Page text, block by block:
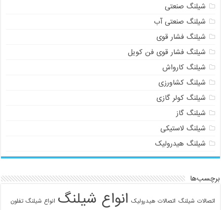
شیلنگ صنعتی
شیلنگ صنعتی آب
شیلنگ فشار قوی
شیلنگ فشار قوی فن کویل
شیلنگ کارواش
شیلنگ کشاورزی
شیلنگ کولر گازی
شیلنگ گاز
شیلنگ لاستیکی
شیلنگ هیدرولیک
برچسب‌ها
اتصالات شیلنگ اتصالات هیدرولیک انواع شیلنگ انواع شیلنگ تفلون